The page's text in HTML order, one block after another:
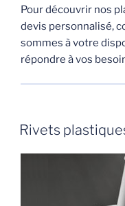
Pour découvrir nos
devis personnalisé,
sommes à votre
répondre à vos
Rivets